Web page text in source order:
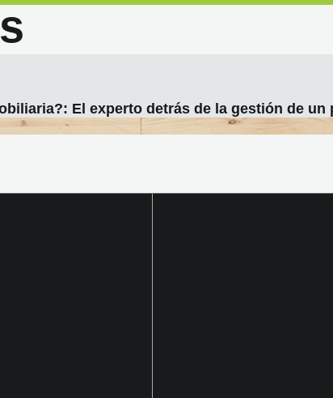
El experto detrás de la gestión de